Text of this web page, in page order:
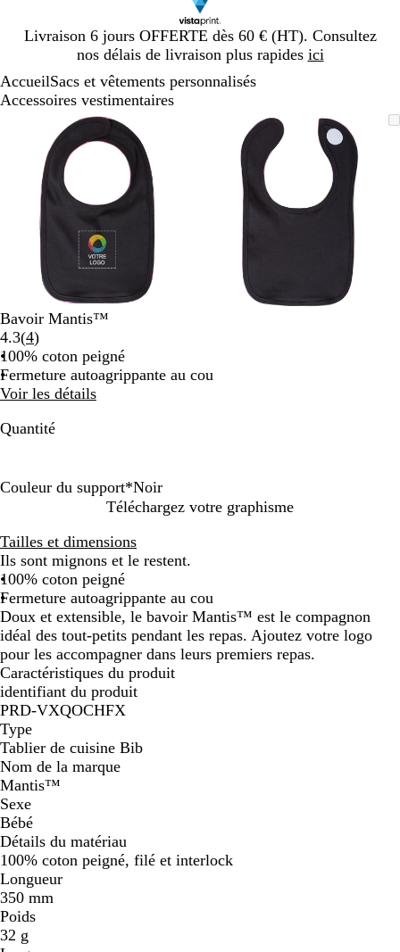
Livraison 6 jours OFFERTE dès 60 € (HT). Consultez
nos délais de livraison plus rapides ici
Diapositive
1
AccueilSacs et vêtements personnalisés
Accessoires vestimentaires
Image
zoomable
Zoom
au
minimum
Cliquez
pour
développer
Utilisez
les
touches
moins
pour
zoomer
et
touches
fléchées
faire
défiler
Image
zoomable
Zoom
minimum
Cliquez
pour
développer
Utilisez
touches
moins
touches
Bavoir Mantis™
4.3(4Lire
les
4
avis
)
100% coton peigné
Fermeture autoagrippante au cou
Voir les détails
Quantité
Couleur du support*Noir
e
u
m
a
r
i
n
e
i
r
s
e
b
o
n
b
o
n
a
n
c
s
e
p
o
u
d
r
é
e
u
p
o
u
d
r
é
i
s
c
h
i
n
é
u
g
e
Téléchargez votre graphisme
Tailles et dimensions
Ils sont mignons et le restent.
100% coton peigné
Fermeture autoagrippante au cou
Doux et extensible, le bavoir Mantis™ est le compagnon
idéal des tout-petits pendant les repas. Ajoutez votre logo
pour les accompagner dans leurs premiers repas.
Caractéristiques du produit
identifiant du produit
PRD-VXQOCHFX
Type
Tablier de cuisine Bib
Nom de la marque
Mantis™
Sexe
Bébé
Détails du matériau
100% coton peigné, filé et interlock
Longueur
350 mm
Poids
32 g